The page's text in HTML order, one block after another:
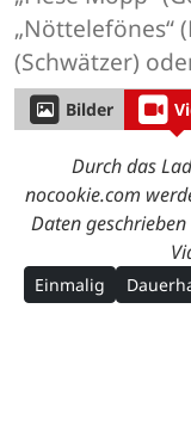
„Nöttelefönes“
(Schwätzer)
Bilder
Durch das
nocookie.com
Daten
Einmalig